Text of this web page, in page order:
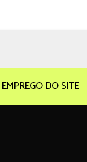
DO SITE